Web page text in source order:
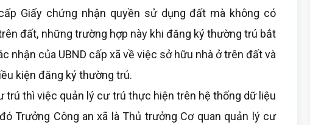
Giấy chứng nhận quyền sử dụng đất mà không có
đất, những trường hợp này khi đăng ký thường trú bắt
nhận của UBND cấp xã về việc sở hữu nhà ở trên đất và
kiện đăng ký thường trú.
thì việc quản lý cư trú thực hiện trên hệ thống dữ liệu
Trưởng Công an xã là Thủ trưởng Cơ quan quản lý cư